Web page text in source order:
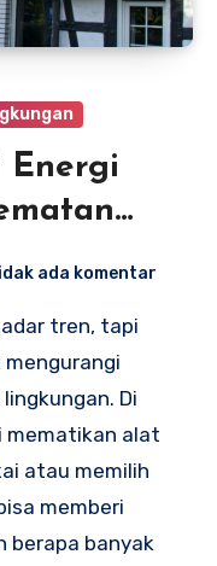
Energi
ada komentar
tren, tapi
Di
mematikan alat
atau memilih
memberi
berapa banyak